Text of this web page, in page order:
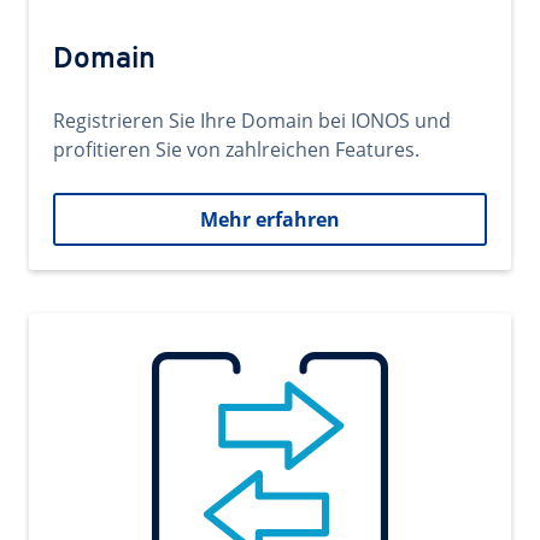
Domain
Registrieren Sie Ihre Domain bei IONOS und
profitieren Sie von zahlreichen Features.
Mehr erfahren